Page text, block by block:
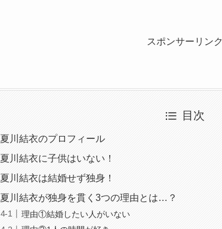
スポンサーリンク
目次
夏川結衣のプロフィール
夏川結衣に子供はいない！
夏川結衣は結婚せず独身！
夏川結衣が独身を貫く3つの理由とは…？
理由①結婚したい人がいない